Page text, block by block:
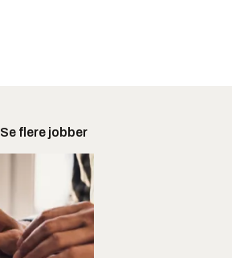
Se flere jobber